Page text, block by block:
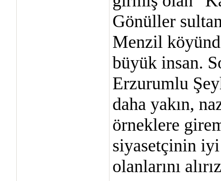
Gönüller
Menzil
büyük insan.
Erzurumlu
daha yakın,
örneklere
siyasetçinin
olanlarını